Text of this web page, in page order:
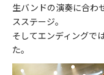
生バンドの演奏に合わ
スステージ。
そしてエンディングで
た。